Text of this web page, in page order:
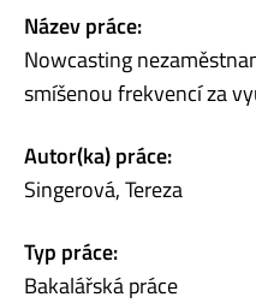
Název práce:
Nowcasting
smíšenou frekvencí za
Autor(ka) práce:
Singerová, Tereza
Typ práce:
Bakalářská práce